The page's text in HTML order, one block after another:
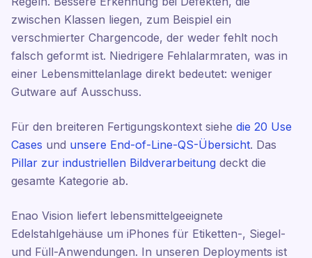
zwischen Klassen liegen, zum Beispiel ein
verschmierter Chargencode, der weder fehlt noch
falsch geformt ist. Niedrigere Fehlalarmraten, was in
einer Lebensmittelanlage direkt bedeutet: weniger
Gutware auf Ausschuss.
Für den breiteren Fertigungskontext siehe die 20 Use
Cases und unsere End-of-Line-QS-Übersicht. Das
Pillar zur industriellen Bildverarbeitung deckt die
gesamte Kategorie ab.
Enao Vision liefert lebensmittelgeeignete
Edelstahlgehäuse um iPhones für Etiketten-, Siegel-
und Füll-Anwendungen. In unseren Deployments ist